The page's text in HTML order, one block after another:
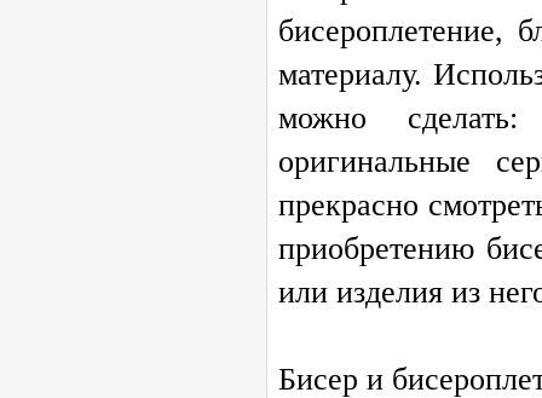
бисероплетение,
материалу.
можно
оригинальные
прекрасно
приобретению
или изделия из
Бисер и